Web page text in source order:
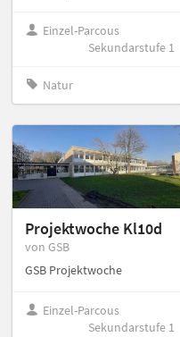
Einzel-Parcous
Sekundarstufe 1
Natur
Projektwoche Kl10d
von GSB
GSB Projektwoche
Einzel-Parcous
Sekundarstufe 1